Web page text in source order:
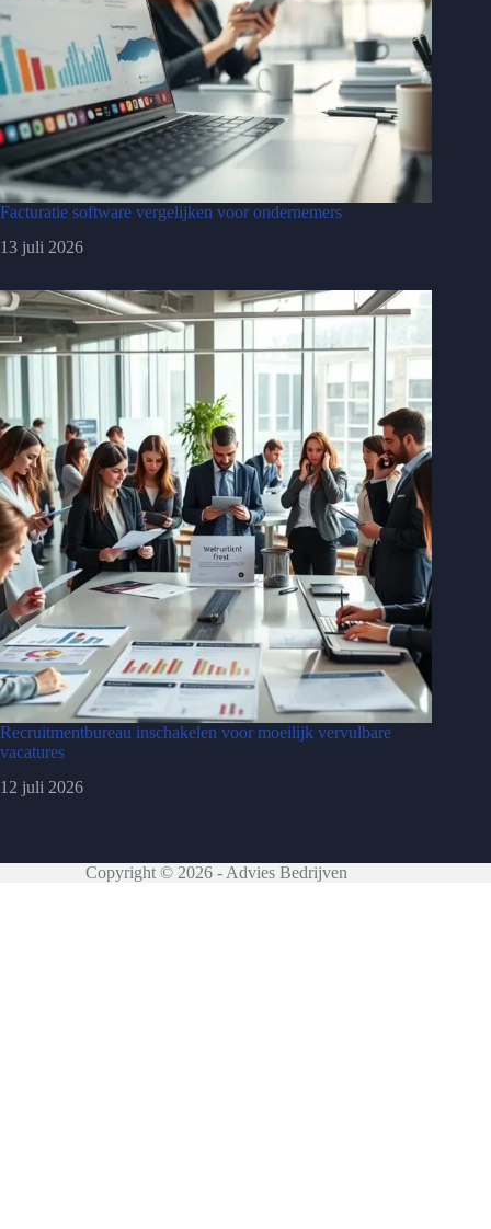
Facturatie software vergelijken voor ondernemers
13 juli 2026
Recruitmentbureau inschakelen voor moeilijk vervulbare
vacatures
12 juli 2026
Copyright © 2026 - Advies Bedrijven